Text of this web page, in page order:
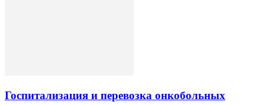
Госпитализация и перевозка онкобольных